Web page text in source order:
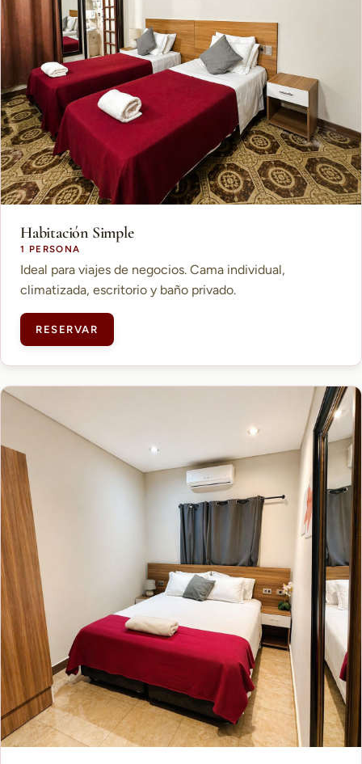
Habitación Simple
1 PERSONA
Ideal para viajes de negocios. Cama individual,
climatizada, escritorio y baño privado.
RESERVAR